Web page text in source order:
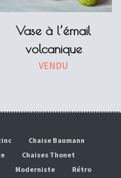
Vase à l’émail
volcanique
VENDU
Chaise Baumann
Chaises Thonet
Moderniste
Rétro